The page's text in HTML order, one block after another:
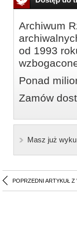
Archiwum
od 1993
Ponad
Zamów
Masz już
POPRZEDNI ARTYKUŁ Z